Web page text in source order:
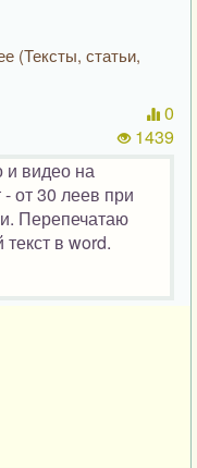
(Тексты, статьи,
0
1439
и видео на
- от 30 леев при
Перепечатаю
в word.